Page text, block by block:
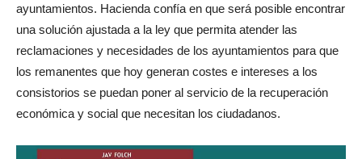
ayuntamientos. Hacienda confía en que será posible encontrar
una solución ajustada a la ley que permita atender las
reclamaciones y necesidades de los ayuntamientos para que
los remanentes que hoy generan costes e intereses a los
consistorios se puedan poner al servicio de la recuperación
económica y social que necesitan los ciudadanos.